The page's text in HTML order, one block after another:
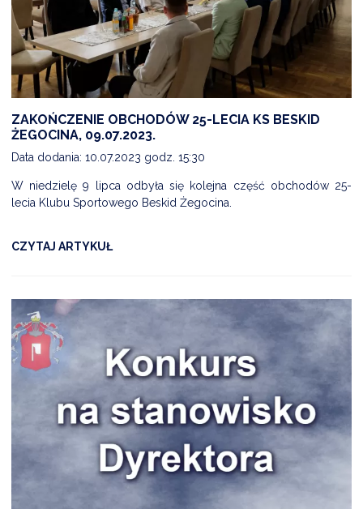
ZAKOŃCZENIE OBCHODÓW 25-LECIA KS BESKID
ŻEGOCINA, 09.07.2023.
Data dodania: 10.07.2023 godz. 15:30
W niedzielę 9 lipca odbyła się kolejna część obchodów 25-
lecia Klubu Sportowego Beskid Żegocina.
CZYTAJ ARTYKUŁ